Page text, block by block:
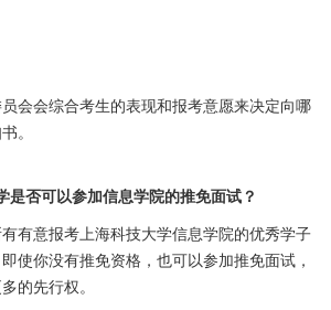
会会综合考生的表现和报考意愿来决定向哪
。
是否可以参加信息学院的推免面试？
有意报考上海科技大学信息学院的优秀学子
使你没有推免资格，也可以参加推免面试，
的先行权。